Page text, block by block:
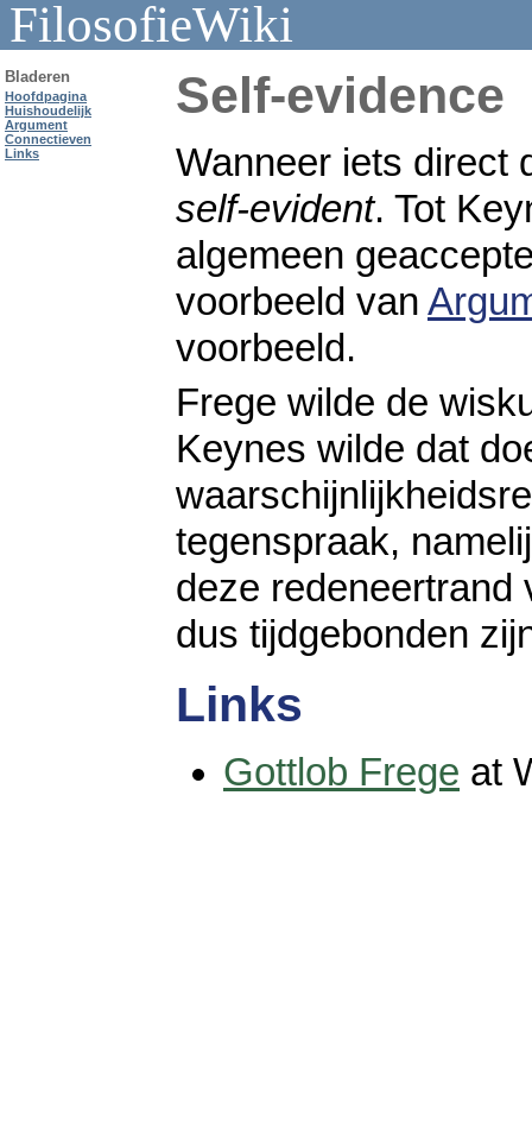
FilosofieWiki
Self-evidence
Wanneer iets direct
self-evident. Tot
algemeen
voorbeeld van
voorbeeld.
Frege wilde de
Keynes wilde dat
tegenspraak,
deze redeneertrand
dus tijdgebonden
Links
Gottlob Frege at
Bladeren
Hoofdpagina
Huishoudelijk
Argument
Connectieven
Links